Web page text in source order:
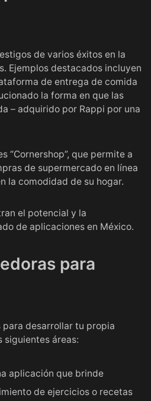
de varios éxitos en la
Ejemplos destacados incluyen
de entrega de comida
la forma en que las
– adquirido por Rappi por una
“Cornershop”, que permite a
de supermercado en línea
la comodidad de su hogar.
el potencial y la
de aplicaciones en México.
para
para desarrollar tu propia
siguientes áreas:
aplicación que brinde
de ejercicios o recetas